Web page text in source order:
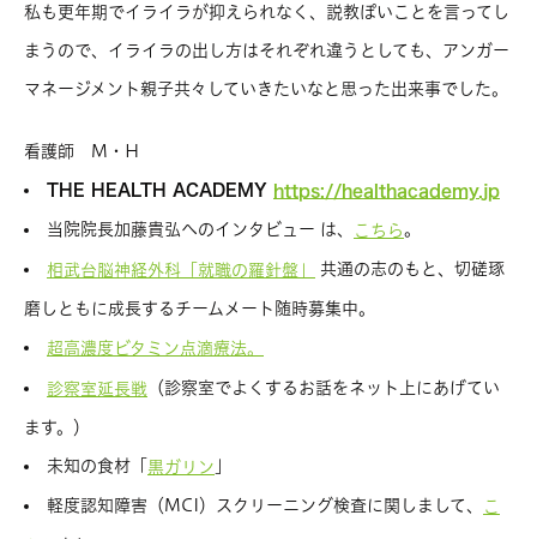
私も更年期でイライラが抑えられなく、説教ぽいことを言ってし
まうので、イライラの出し方はそれぞれ違うとしても、アンガー
マネージメント親子共々していきたいなと思った出来事でした。
看護師 M・H
THE HEALTH ACADEMY https://healthacademy.jp
当院院長加藤貴弘へのインタビュー は、 こちら 。
相武台脳神経外科「就職の羅針盤」 共通の志のもと、切磋琢
磨しともに成長するチームメート随時募集中。
超高濃度ビタミン点滴療法。
診察室延長戦 （診察室でよくするお話をネット上にあげてい
ます。）
未知の食材「 黒ガリン 」
軽度認知障害（MCI）スクリーニング検査に関しまして、 こ